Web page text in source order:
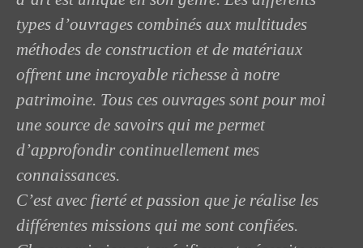
types d’ouvrages combinés aux multitudes
méthodes de construction et de matériaux
offrent une incroyable richesse à notre
patrimoine. Tous ces ouvrages sont pour moi
une source de savoirs qui me permet
d’approfondir continuellement mes
connaissances.
C’est avec fierté et passion que je réalise les
différentes missions qui me sont confiées.